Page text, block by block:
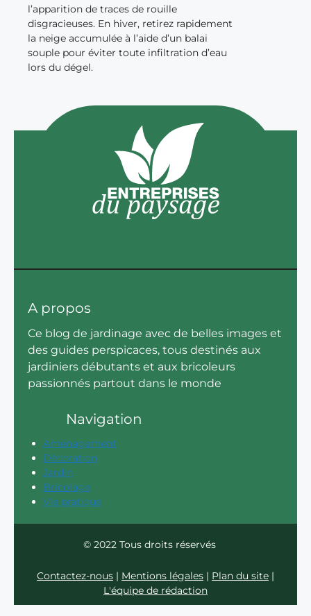
l’apparition de traces de rouille
disgracieuses. En hiver, retirez rapidement
la neige accumulée à l’aide d’un balai
souple pour éviter toute infiltration d’eau
lors du dégel.
A propos
Ce blog de jardinage avec de belles images et
des guides perspicaces, tous destinés aux
jardiniers débutants et aux bricoleurs
passionnés partout dans le monde
Navigation
Aménagement
Décoration
Jardin
Bricolage
Vie pratique
© 2022 Tous droits réservés
Contactez-nous | Mentions légales | Plan du site |
L'équipe de rédaction